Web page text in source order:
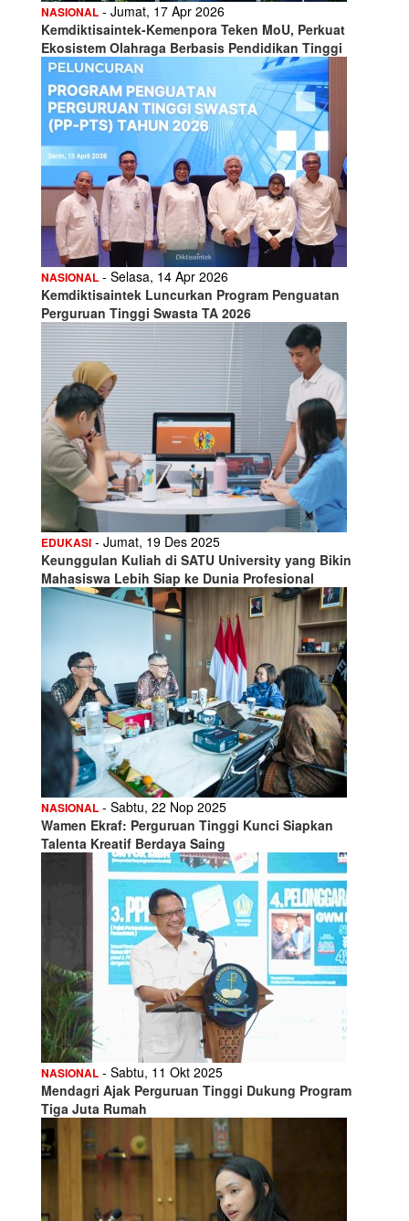
NASIONAL - Jumat, 17 Apr 2026
Kemdiktisaintek-Kemenpora Teken MoU, Perkuat
Ekosistem Olahraga Berbasis Pendidikan Tinggi
NASIONAL - Selasa, 14 Apr 2026
Kemdiktisaintek Luncurkan Program Penguatan
Perguruan Tinggi Swasta TA 2026
EDUKASI - Jumat, 19 Des 2025
Keunggulan Kuliah di SATU University yang Bikin
Mahasiswa Lebih Siap ke Dunia Profesional
NASIONAL - Sabtu, 22 Nop 2025
Wamen Ekraf: Perguruan Tinggi Kunci Siapkan
Talenta Kreatif Berdaya Saing
NASIONAL - Sabtu, 11 Okt 2025
Mendagri Ajak Perguruan Tinggi Dukung Program
Tiga Juta Rumah